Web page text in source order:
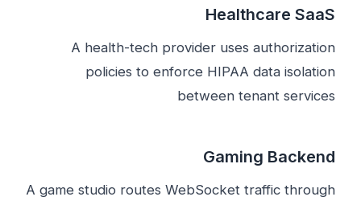
Healthcare SaaS
A health-tech provider uses authorization
policies to enforce HIPAA data isolation
between tenant services
Gaming Backend
A game studio routes WebSocket traffic through